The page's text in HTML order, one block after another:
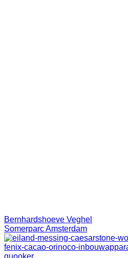
Bernhardshoeve Veghel
Somerparc Amsterdam